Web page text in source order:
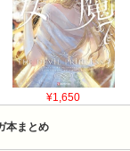
¥1,650
本まとめ